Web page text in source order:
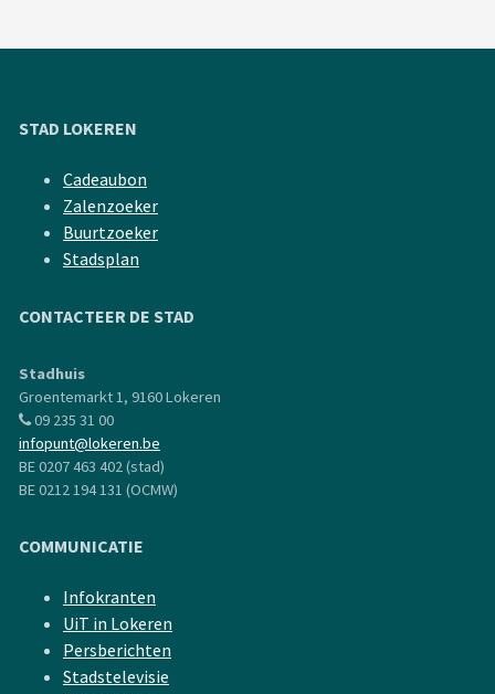
STAD LOKEREN
Cadeaubon
Zalenzoeker
Buurtzoeker
Stadsplan
CONTACTEER DE STAD
Stadhuis
Groentemarkt 1, 9160 Lokeren
09 235 31 00
infopunt@lokeren.be
BE 0207 463 402 (stad)
BE 0212 194 131 (OCMW)
COMMUNICATIE
Infokranten
UiT in Lokeren
Persberichten
Stadstelevisie